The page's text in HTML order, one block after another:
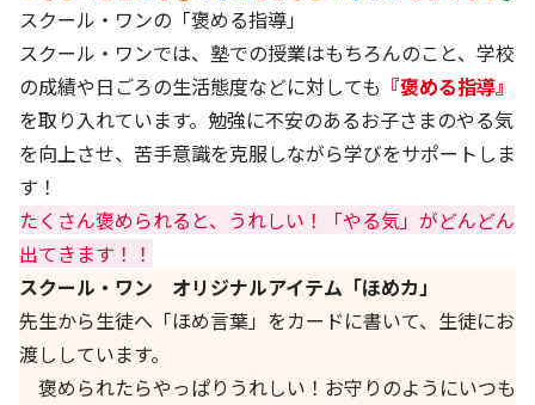
スクール・ワンの「褒める指導」
スクール・ワンでは、塾での授業はもちろんのこと、学校
の成績や日ごろの生活態度などに対しても 『褒める指導』
を取り入れています。勉強に不安のあるお子さまのやる気
を向上させ、苦手意識を克服しながら学びをサポートしま
す！
たくさん褒められると、うれしい！「やる気」がどんどん
出てきます！！
スクール・ワン オリジナルアイテム「ほめカ」
先生から生徒へ「ほめ言葉」をカードに書いて、生徒にお
渡ししています。
褒められたらやっぱりうれしい！お守りのようにいつも